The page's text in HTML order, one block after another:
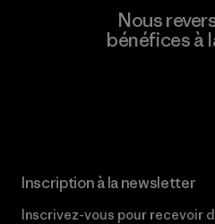
Nous
bénéfices à
Inscription à la newsletter
Inscrivez-vous pour recevoir